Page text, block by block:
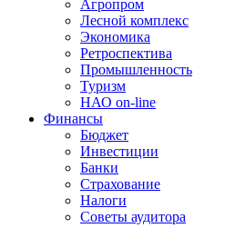
Агропром
Лесной комплекс
Экономика
Ретроспектива
Промышленность
Туризм
НАО on-line
Финансы
Бюджет
Инвестиции
Банки
Страхование
Налоги
Советы аудитора